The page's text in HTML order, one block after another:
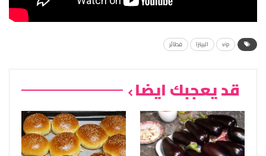
vip البيتزا فطائر
قد يعجبك ايضا